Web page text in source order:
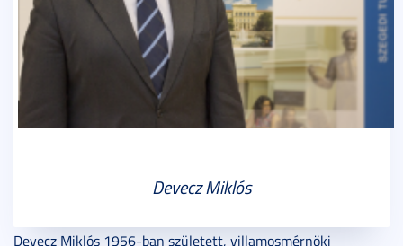
Devecz Miklós
Devecz Miklós 1956-ban született, villamosmérnöki